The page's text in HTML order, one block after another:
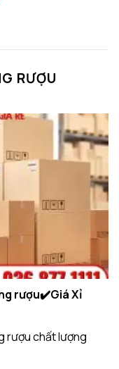
RƯỢU
rượu✔️Giá Xỉ
rượu chất lượng